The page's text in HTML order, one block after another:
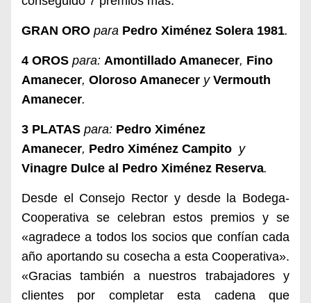
GRAN ORO para Pedro Ximénez Solera 1981.
4 OROS para: Amontillado Amanecer, Fino
Amanecer, Oloroso Amanecer y Vermouth
Amanecer.
3 PLATAS para: Pedro Ximénez
Amanecer, Pedro Ximénez Campito y
Vinagre Dulce al Pedro Ximénez Reserva.
Desde el Consejo Rector y desde la Bodega-
Cooperativa se celebran estos premios y se
«agradece a todos los socios que confían cada
año aportando su cosecha a esta Cooperativa».
«Gracias también a nuestros trabajadores y
clientes por completar esta cadena que